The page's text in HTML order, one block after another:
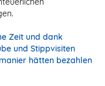
Zeit und dank
und Stippvisiten
hätten bezahlen